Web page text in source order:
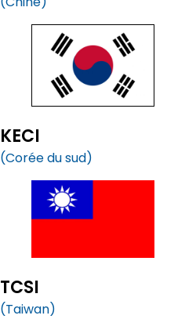
KECI
(Corée du sud)
TCSI
(Taiwan)